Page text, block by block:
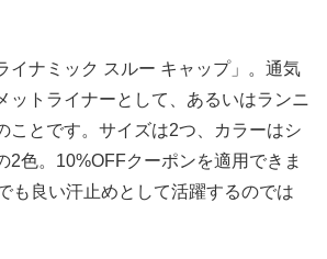
イナミック スルー キャップ」。通気
ットライナーとして、あるいはランニ
ことです。サイズは2つ、カラーはシ
2色。10%OFFクーポンを適用できま
も良い汗止めとして活躍するのでは